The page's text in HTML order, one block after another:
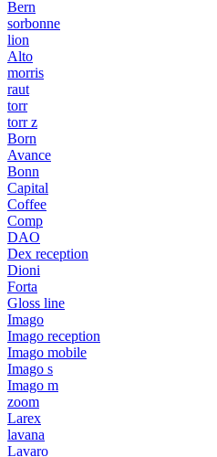
Bern
sorbonne
lion
Alto
morris
raut
torr
torr z
Born
Avance
Bonn
Capital
Coffee
Comp
DAO
Dex reception
Dioni
Forta
Gloss line
Imago
Imago reception
Imago mobile
Imago s
Imago m
zoom
Larex
lavana
Lavaro